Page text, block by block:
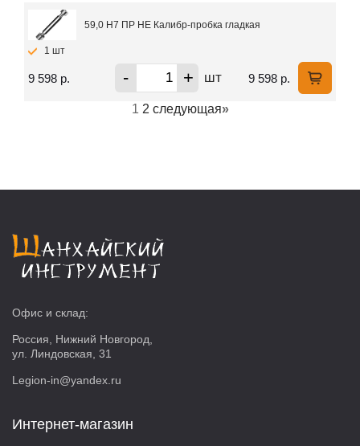
59,0 H7 ПР НЕ Калибр-пробка гладкая
1 шт
9 598 р. - + шт 9 598 р.
1 2 следующая»
Офис и склад:
Россия, Нижний Новгород,
ул. Линдовская, 31
Legion-in@yandex.ru
Интернет-магазин